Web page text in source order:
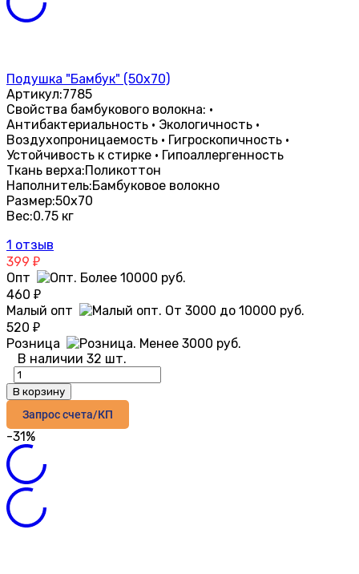
Подушка "Бамбук" (50х70)
Артикул:7785
​Свойства бамбукового волокна: ·
Антибактериальность · Экологичность ·
Воздухопроницаемость · Гигроскопичность ·
Устойчивость к стирке · Гипоаллергенность
Ткань верха:Поликоттон
Наполнитель:Бамбуковое волокно
Размер:50х70
Вес:0.75 кг
1 отзыв
399 ₽
Опт
460 ₽
Малый опт
520 ₽
Розница
В наличии 32 шт.
В корзину
Запрос счета/КП
-31%